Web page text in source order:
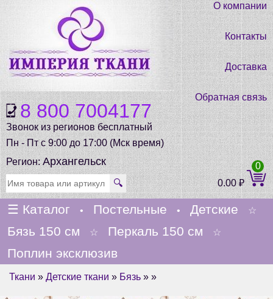
8 800 7004177
Звонок из регионов бесплатный
Пн - Пт с 9:00 до 17:00 (Мск время)
О компании
Контакты
Доставка
Обратная связь
Регион:Архангельск
🔍 0.00₽
0
☰ Каталог • Постельные • Детские ☆
Бязь 150 см ☆ Перкаль 150 см ☆
Поплин эксклюзив
Ткани » Детские ткани » Бязь » »